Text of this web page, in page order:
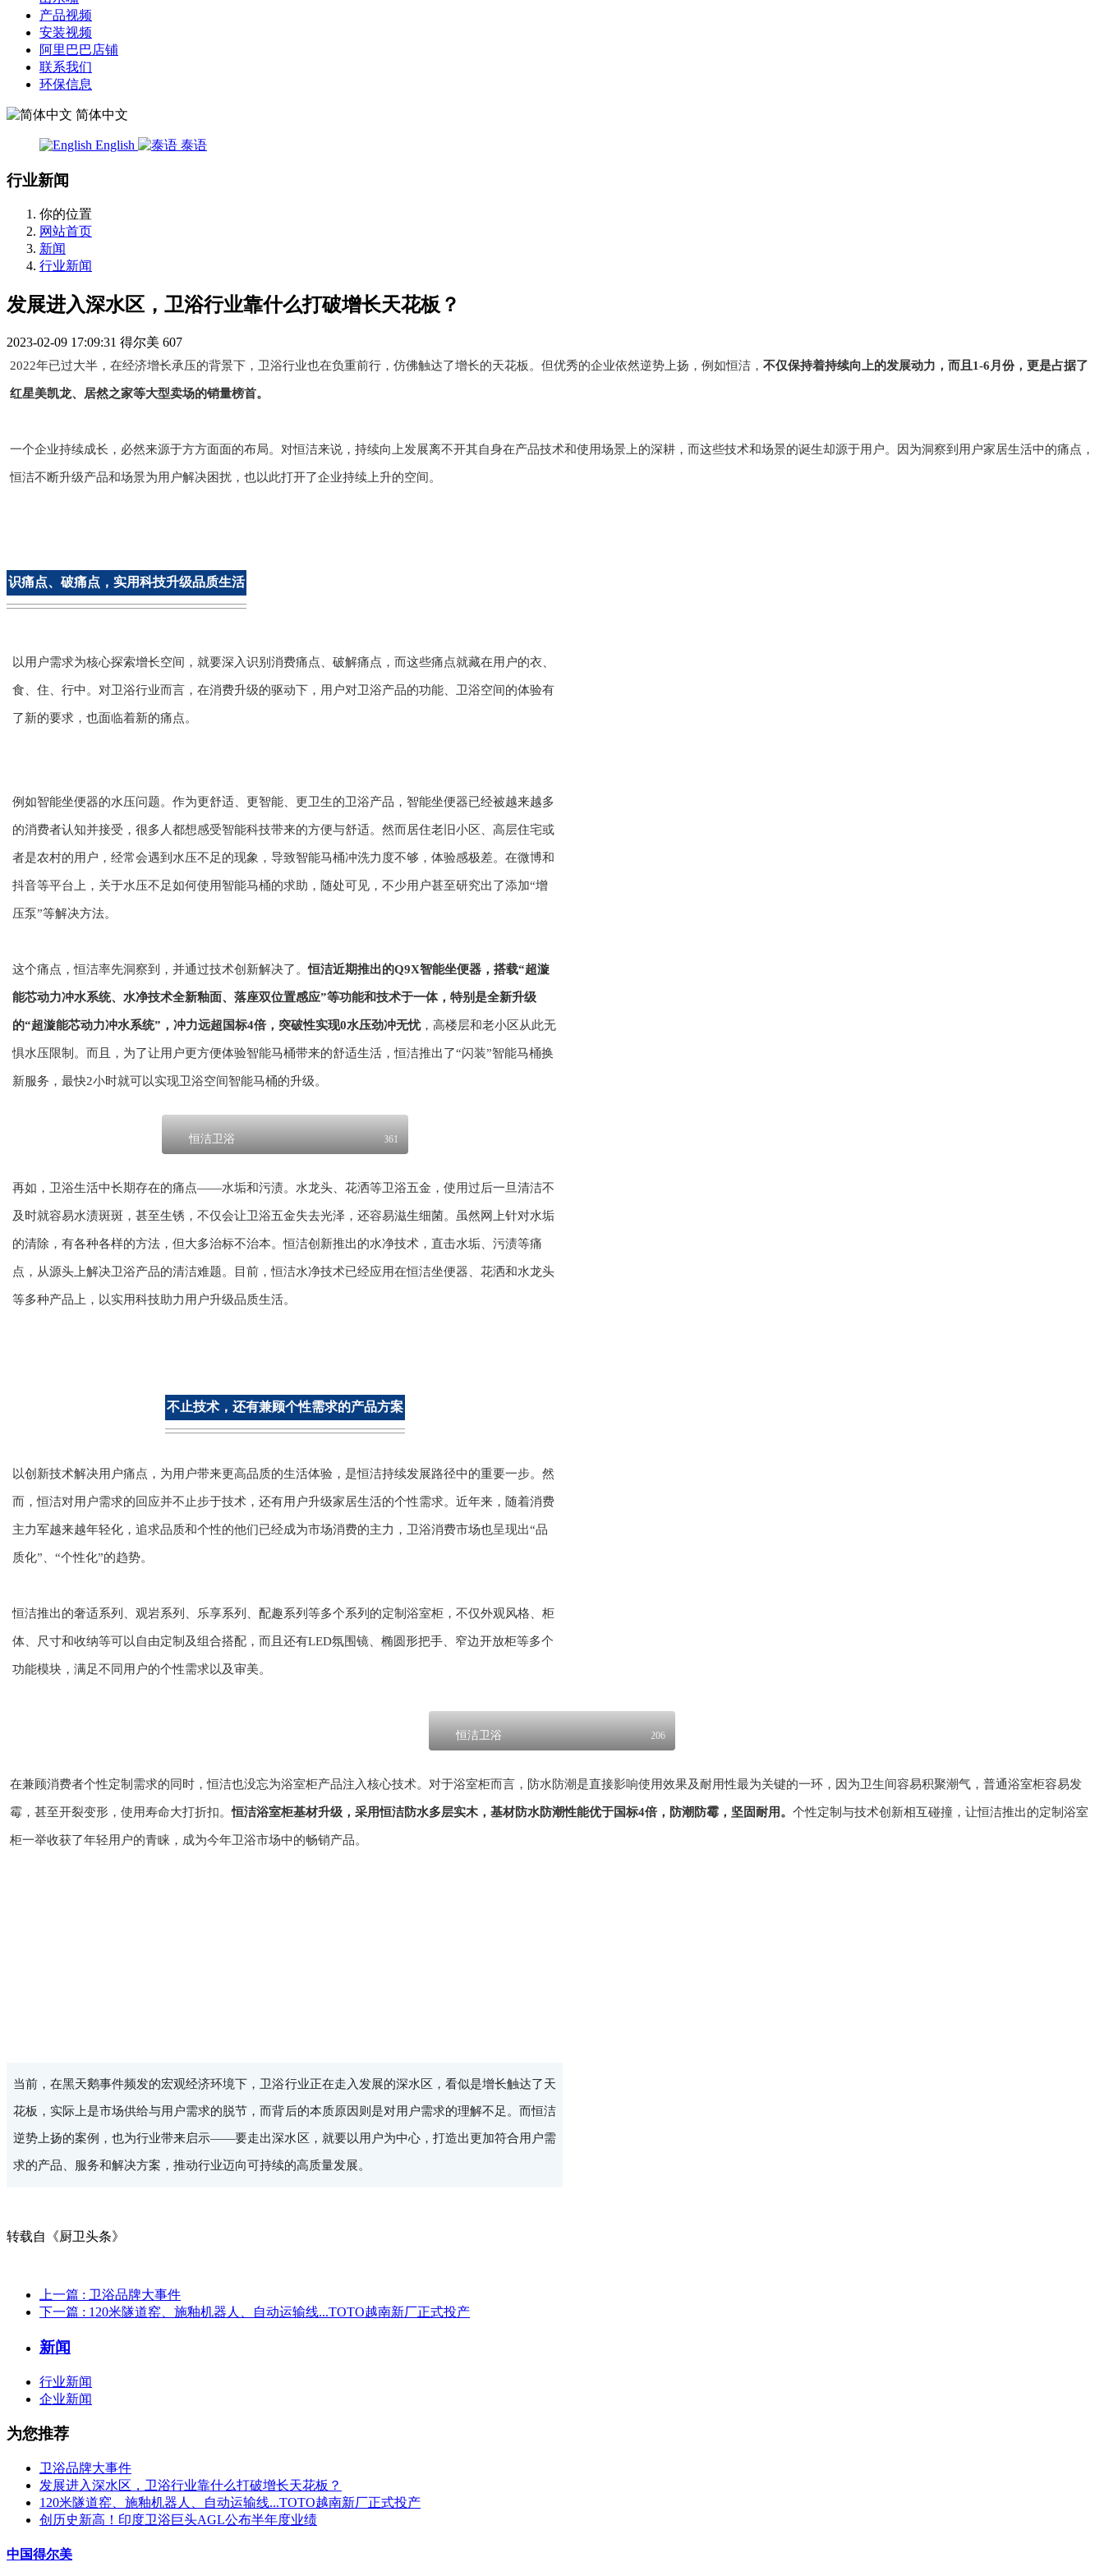
产品视频
安装视频
阿里巴巴店铺
联系我们
环保信息
简体中文
English 泰语
行业新闻
你的位置
网站首页
新闻
行业新闻
发展进入深水区，卫浴行业靠什么打破增长天花板？
2023-02-09 17:09:31 得尔美 607
2022年已过大半，在经济增长承压的背景下，卫浴行业也在负重前行，仿佛触达了增长的天花板。但优秀的企业依然逆势上扬，例如恒洁， 不仅保持着持续向上的发展动力，而且1-6月份，更是占据了
红星美凯龙、居然之家等大型卖场的销量榜首。
一个企业持续成长，必然来源于方方面面的布局。对恒洁来说，持续向上发展离不开其自身在产品技术和使用场景上的深耕，而这些技术和场景的诞生却源于用户。因为洞察到用户家居生活中的痛点，
恒洁不断升级产品和场景为用户解决困扰，也以此打开了企业持续上升的空间。
识痛点、破痛点，实用科技升级品质生活
以用户需求为核心探索增长空间，就要深入识别消费痛点、破解痛点，而这些痛点就藏在用户的衣、
食、住、行中。对卫浴行业而言，在消费升级的驱动下，用户对卫浴产品的功能、卫浴空间的体验有
了新的要求，也面临着新的痛点。
例如智能坐便器的水压问题。作为更舒适、更智能、更卫生的卫浴产品，智能坐便器已经被越来越多
的消费者认知并接受，很多人都想感受智能科技带来的方便与舒适。然而居住老旧小区、高层住宅或
者是农村的用户，经常会遇到水压不足的现象，导致智能马桶冲洗力度不够，体验感极差。在微博和
抖音等平台上，关于水压不足如何使用智能马桶的求助，随处可见，不少用户甚至研究出了添加“增
压泵”等解决方法。
这个痛点，恒洁率先洞察到，并通过技术创新解决了。恒洁近期推出的Q9X智能坐便器，搭载“超漩
能芯动力冲水系统、水净技术全新釉面、落座双位置感应”等功能和技术于一体，特别是全新升级
的“超漩能芯动力冲水系统”，冲力远超国标4倍，突破性实现0水压劲冲无忧，高楼层和老小区从此无
惧水压限制。而且，为了让用户更方便体验智能马桶带来的舒适生活，恒洁推出了“闪装”智能马桶换
新服务，最快2小时就可以实现卫浴空间智能马桶的升级。
恒洁卫浴 361
再如，卫浴生活中长期存在的痛点——水垢和污渍。水龙头、花洒等卫浴五金，使用过后一旦清洁不
及时就容易水渍斑斑，甚至生锈，不仅会让卫浴五金失去光泽，还容易滋生细菌。虽然网上针对水垢
的清除，有各种各样的方法，但大多治标不治本。恒洁创新推出的水净技术，直击水垢、污渍等痛
点，从源头上解决卫浴产品的清洁难题。目前，恒洁水净技术已经应用在恒洁坐便器、花洒和水龙头
等多种产品上，以实用科技助力用户升级品质生活。
不止技术，还有兼顾个性需求的产品方案
以创新技术解决用户痛点，为用户带来更高品质的生活体验，是恒洁持续发展路径中的重要一步。然
而，恒洁对用户需求的回应并不止步于技术，还有用户升级家居生活的个性需求。近年来，随着消费
主力军越来越年轻化，追求品质和个性的他们已经成为市场消费的主力，卫浴消费市场也呈现出“品
质化”、“个性化”的趋势。
恒洁推出的奢适系列、观岩系列、乐享系列、配趣系列等多个系列的定制浴室柜，不仅外观风格、柜
体、尺寸和收纳等可以自由定制及组合搭配，而且还有LED氛围镜、椭圆形把手、窄边开放柜等多个
功能模块，满足不同用户的个性需求以及审美。
恒洁卫浴 206
在兼顾消费者个性定制需求的同时，恒洁也没忘为浴室柜产品注入核心技术。对于浴室柜而言，防水防潮是直接影响使用效果及耐用性最为关键的一环，因为卫生间容易积聚潮气，普通浴室柜容易发
霉，甚至开裂变形，使用寿命大打折扣。恒洁浴室柜基材升级，采用恒洁防水多层实木，基材防水防潮性能优于国标4倍，防潮防霉，坚固耐用。 个性定制与技术创新相互碰撞，让恒洁推出的定制浴室
柜一举收获了年轻用户的青睐，成为今年卫浴市场中的畅销产品。
当前，在黑天鹅事件频发的宏观经济环境下，卫浴行业正在走入发展的深水区，看似是增长触达了天
花板，实际上是市场供给与用户需求的脱节，而背后的本质原因则是对用户需求的理解不足。而恒洁
逆势上扬的案例，也为行业带来启示——要走出深水区，就要以用户为中心，打造出更加符合用户需
求的产品、服务和解决方案，推动行业迈向可持续的高质量发展。
转载自《厨卫头条》
上一篇 : 卫浴品牌大事件
下一篇 : 120米隧道窑、施釉机器人、自动运输线...TOTO越南新厂正式投产
新闻
行业新闻
企业新闻
为您推荐
卫浴品牌大事件
发展进入深水区，卫浴行业靠什么打破增长天花板？
120米隧道窑、施釉机器人、自动运输线...TOTO越南新厂正式投产
创历史新高！印度卫浴巨头AGL公布半年度业绩
中国得尔美